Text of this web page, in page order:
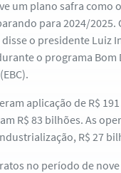
um plano safra como
para 2024/
o presidente Luiz
o programa
aplicação de R$
R$ 83 bilhões. As
R$ 27
no período de